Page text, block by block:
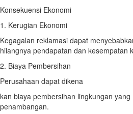
Konsekuensi Ekonomi
1. Kerugian Ekonomi
Kegagalan reklamasi dapat
hilangnya pendapatan dan kesempatan
2. Biaya Pembersihan
Perusahaan dapat dikena
kan biaya pembersihan lingkungan
penambangan.